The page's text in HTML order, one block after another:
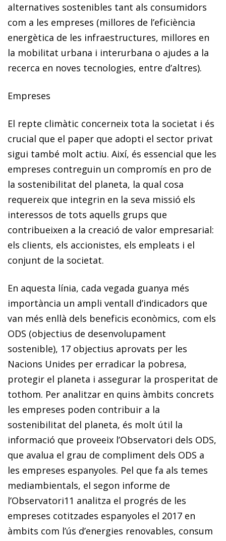
alternatives sostenibles tant als consumidors
com a les empreses (millores de l’eficiència
energètica de les infraestructures, millores en
la mobilitat urbana i interurbana o ajudes a la
recerca en noves tecnologies, entre d’altres).
Empreses
El repte climàtic concerneix tota la societat i és
crucial que el paper que adopti el sector privat
sigui també molt actiu. Així, és essencial que les
empreses contreguin un compromís en pro de
la sostenibilitat del planeta, la qual cosa
requereix que integrin en la seva missió els
interessos de tots aquells grups que
contribueixen a la creació de valor empresarial:
els clients, els accionistes, els empleats i el
conjunt de la societat.
En aquesta línia, cada vegada guanya més
importància un ampli ventall d’indicadors que
van més enllà dels beneficis econòmics, com els
ODS (objectius de desenvolupament
sostenible), 17 objectius aprovats per les
Nacions Unides per erradicar la pobresa,
protegir el planeta i assegurar la prosperitat de
tothom. Per analitzar en quins àmbits concrets
les empreses poden contribuir a la
sostenibilitat del planeta, és molt útil la
informació que proveeix l’Observatori dels ODS,
que avalua el grau de compliment dels ODS a
les empreses espanyoles. Pel que fa als temes
mediambientals, el segon informe de
l’Observatori11 analitza el progrés de les
empreses cotitzades espanyoles el 2017 en
àmbits com l’ús d’energies renovables, consum